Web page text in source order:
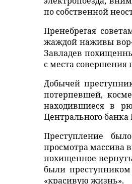
по собственной
Пренебрегая
жаждой наживы вор-
Завладев
с места совершения
Добычей
потерпевшей,
находившиеся в
Центрального банка
Преступление
просмотра массива
похищенное
были
«красивую жизнь».